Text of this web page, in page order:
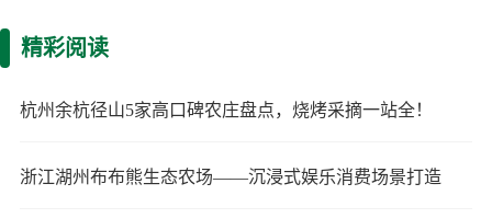
精彩阅读
杭州余杭径山5家高口碑农庄盘点，烧烤采摘一站全！
浙江湖州布布熊生态农场——沉浸式娱乐消费场景打造